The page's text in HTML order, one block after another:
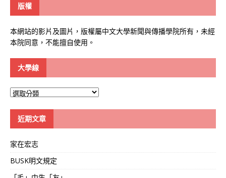
版權
本網站的影片及圖片，版權屬中文大學新聞與傳播學院所有，未經
本院同意，不能擅自使用。
大學線
大
近期文章
家在宏志
BUSK明文規定